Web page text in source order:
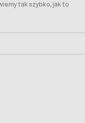
tak szybko, jak to